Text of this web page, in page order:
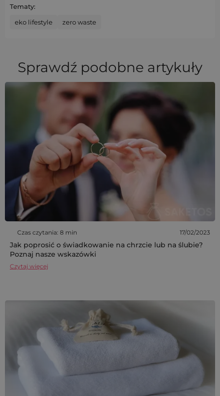
Tematy:
eko lifestyle zero waste
Sprawdź podobne artykuły
Czas czytania: 8 min 17/02/2023
Jak poprosić o świadkowanie na chrzcie lub na ślubie?
Poznaj nasze wskazówki
Czytaj więcej